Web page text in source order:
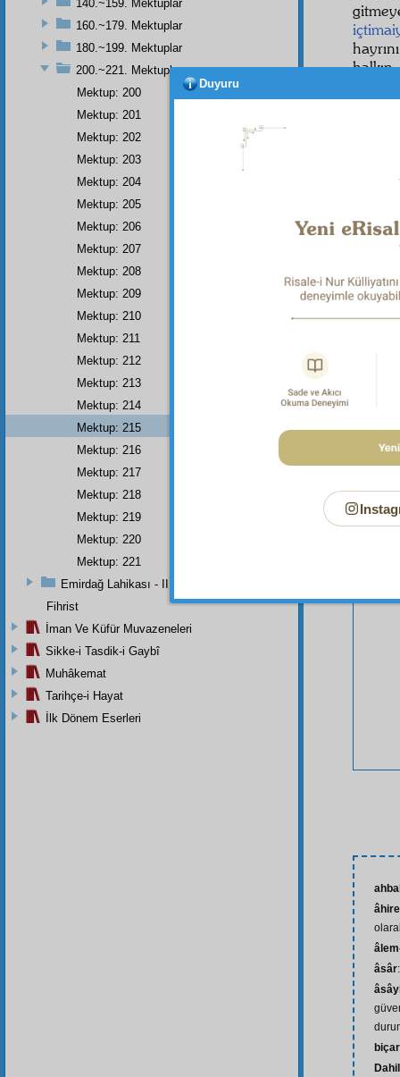
âsâr
140.~159. Mektuplar
160.~179. Mektuplar
180.~199. Mektuplar
200.~221. Mektuplar
Mektup: 200
Mektup: 201
Mektup: 202
Mektup: 203
Mektup: 204
Mektup: 205
Mektup: 206
Mektup: 207
Mektup: 208
Mektup: 209
Mektup: 210
Mektup: 211
Mektup: 212
Mektup: 213
Mektup: 214
Mektup: 215
Mektup: 216
Mektup: 217
Mektup: 218
Mektup: 219
Mektup: 220
Mektup: 221
Emirdağ Lahikası - II
Fihrist
İman Ve Küfür Muvazeneleri
Sikke-i Tasdik-i Gaybî
Muhâkemat
Tarihçe-i Hayat
İlk Dönem Eserleri
Duyuru